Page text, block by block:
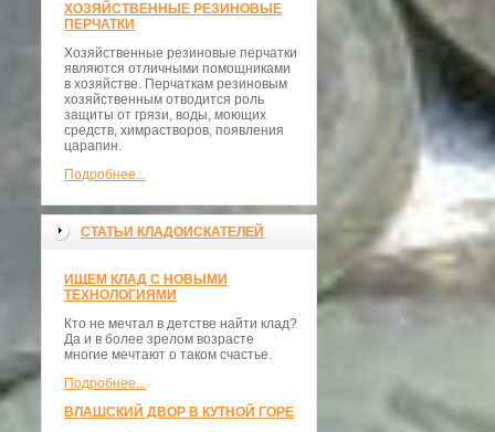
ХОЗЯЙСТВЕННЫЕ РЕЗИНОВЫЕ
ПЕРЧАТКИ
Хозяйственные резиновые перчатки
являются отличными помощниками
в хозяйстве. Перчаткам резиновым
хозяйственным отводится роль
защиты от грязи, воды, моющих
средств, химрастворов, появления
царапин.
Подробнее...
СТАТЬИ КЛАДОИСКАТЕЛЕЙ
ИЩЕМ КЛАД С НОВЫМИ
ТЕХНОЛОГИЯМИ
Кто не мечтал в детстве найти клад?
Да и в более зрелом возрасте
многие мечтают о таком счастье.
Подробнее...
ВЛАШСКИЙ ДВОР В КУТНОЙ ГОРЕ